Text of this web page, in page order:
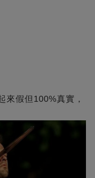
來假但100%真實，